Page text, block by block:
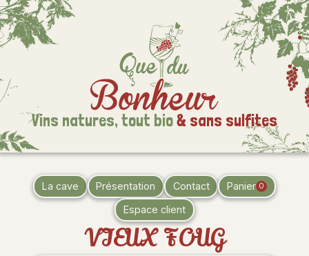
Vins natures, tout bio& sans sulfites
La cave Présentation Contact Panier 0
Espace client
VIEUX FOUG